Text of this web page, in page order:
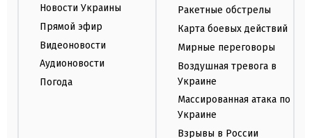
Новости Украины
Прямой эфир
Видеоновости
Аудионовости
Погода
Ракетные обстрелы
Карта боевых действий
Мирные переговоры
Воздушная тревога в
Украине
Массированная атака по
Украине
Взрывы в России